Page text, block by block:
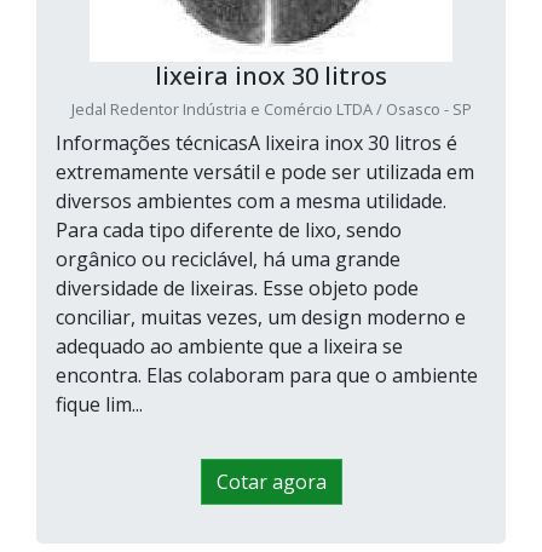
lixeira inox 30 litros
Jedal Redentor Indústria e Comércio LTDA / Osasco - SP
Informações técnicasA lixeira inox 30 litros é
extremamente versátil e pode ser utilizada em
diversos ambientes com a mesma utilidade.
Para cada tipo diferente de lixo, sendo
orgânico ou reciclável, há uma grande
diversidade de lixeiras. Esse objeto pode
conciliar, muitas vezes, um design moderno e
adequado ao ambiente que a lixeira se
encontra. Elas colaboram para que o ambiente
fique lim...
Cotar agora